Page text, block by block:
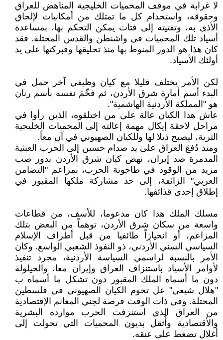
لا غرابة في موقف المحميات الخليجية المناهض للعراق
وحقوقه، واستخدام كل ما تمتلك من أمكانيات لإلحاق
الأذى به، وتفتيته إلى فتات يمكن التحكم بها، بمساعدة
أسياد تلك المحميات في واشنطن والقدس المحتلة. فقد
كان هذا هو الدور المنوط بها منذ تخليقها وفبركتها على يد
أولئك الأسياد.
لكن الأمر يختلف قليلا مع كيان وظيفي آخر حمل في
البدء أسم أمارة شرق الأردن، ثم فخّمَ نفسه بأسم رنان
هو "المملكة الأردنية الهاشمية".
عاش هذا الكيان عالة على من اختلقوه، الذين رأوا في
مراحل لاحقة إيكال مهمة إعالته إلى المحميات الخليجية
الثرية، ليصبح ذيلا لها وللكيان الصهيوني في آن معاً.
ومنذ دُفعَ العراق على يد صدام حسين إلى الحرب العبثية
المدمرة ضد إيران، نهض كيان شرق الأردن بدور صب
مزيد من الوقود في طاحونة الحرب، بمزاعم "التضامن
العربي" الزائفة، إلى حد مشاركة ملكها المقبور في
إطلاق إحدى قذائفها.
مسلك الملك هذا كان مدعوما، للأسف، من قطاعات
واسعة من سكان شرق الأردن، توهماً من البعض بتلك
المزاعم، أو انحيازاً طائفيا من قبل أطراف الإسلام
السياسي السني الأردني، ذو النفوذ الشعبي الواسع. وكان
الأمر بالنسبة لراسمي السياسة الأردنية، مجرد تنفيذ
لأوامر الأسياد باستنزاف العراق وإيران معا، والحيلولة
دون ما أسماه الملك المقبور دون تشكل ما أسماه ب
"هلال شيعي" عل تخوم الكيان الصهيوني في فلسطين
المحتلة. وفي ذات الوقت فرصة لجني المغانم الإقتصادية
من العراق الذي استنزفت الحرب موارده البشرية
والأقتصادية وأُثقل بديون المحميات التي تحولت إلى
أغلال تضغط على عنقه.